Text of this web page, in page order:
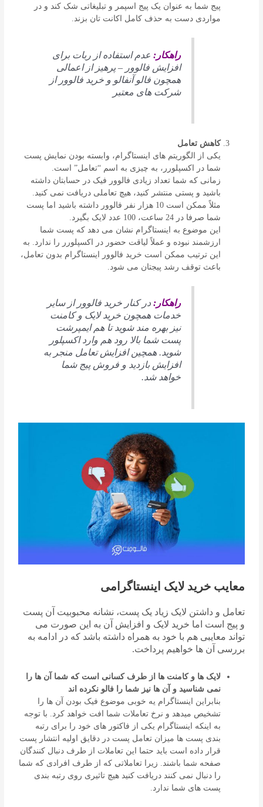
پیج شما به‌ عنوان یک پیج اسپمر و تبلیغاتی شک کند و در
مواردی دست به حذف کامل اکانت تان بزند.
راهکار: عدم استفاده از ربات برای
افزایش فالوور – پرهیز از اعمالی
همچون فالو آنفالو و خرید فالوور از
شرکت های معتبر
کاهش تعامل
یکی از الگوریتم های اینستاگرام، وابسته بودن نمایش پست
شما در اکسپلورر، به چیزی به اسم “تعامل” است.
زمانی که شما تعداد زیادی فالوور فیک در حسابتان داشته
باشید و پستی منتشر کنید، هیچ تعاملی دریافت نمی‌ کنید.
مثلاً ممکن است 10 هزار نفر فالوور داشته باشید اما پست
شما صرفا در 24 ساعت، 100 عدد لایک بگیرد.
این موضوع به اینستاگرام نشان می‌ دهد که پست شما
ارزشمند نبوده و عملاً لیاقت حضور در اکسپلورر را ندارد. به
این ترتیب ممکن است خرید فالوور اینستاگرام بدون تعامل،
باعث توقف رشد پیجتان می شود.
راهکار: در کنار خرید فالوور از سایر
خدمات همچون خرید لایک و کامنت
نیز بهره مند شوید تا هم ایمپرشت
پست شما بالا رود هم وارد اکسپلور
شوید. همچین افزایش تعامل منجر به
افزایش بازدید و فروش پیج شما
خواهد شد.
معایب خرید لایک اینستاگرامی
تعامل و داشتن لایک زیاد یک پست، نشانه محبوبیت آن پست
و پیج است اما خرید لایک و افزایش آن به این صورت می
تواند معایبی هم با خود به همراه داشته باشد که در ادامه به
بررسی آن ها خواهیم پرداخت.
لایک ها و کامنت ها از طرف کسانی است که شما آن ها را
نمی شناسید و آن ها نیز شما را فالو نکرده اند
بنابراین اینستاگرام یه خوبی موضوع فیک بودن آن ها را
تشخیص میدهد و نرخ تعاملات شما افت خواهد کرد. با توجه
به اینکه اینستاگرام یکی از فاکتور های خود را برای رتبه
بندی پست ها میزان تعامل پست در دقایق اولیه انتشار پست
قرار داده است باید حتما این تعاملات از طرف دنبال کنندگان
صفحه شما باشند. زیرا تعاملاتی که از طرف افرادی که شما
را دنبال نمی کنند دریافت کنید هیچ تاثیری روی رتبه بندی
پست های شما ندارد.